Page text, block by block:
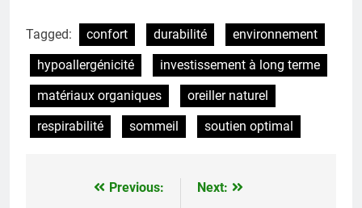
Tagged: confort durabilité
environnement
hypoallergénicité
investissement à long terme
matériaux organiques
oreiller naturel
respirabilité
sommeil soutien optimal
NavigationPrevious:
Next: